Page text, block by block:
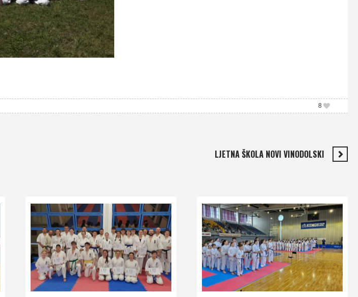
8
LJETNA ŠKOLA NOVI VINODOLSKI